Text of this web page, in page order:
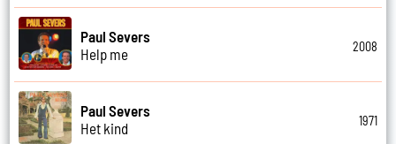
Paul Severs
Help me
2008
Paul Severs
Het kind
1971